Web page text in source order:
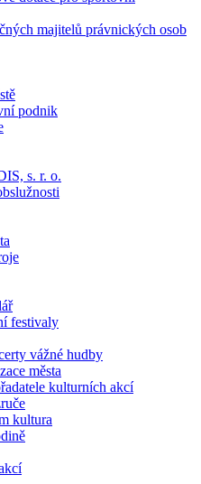
majitelů právnických osob
podnik
s. r. o.
festivaly
vážné hudby
města
kulturních akcí
kultura